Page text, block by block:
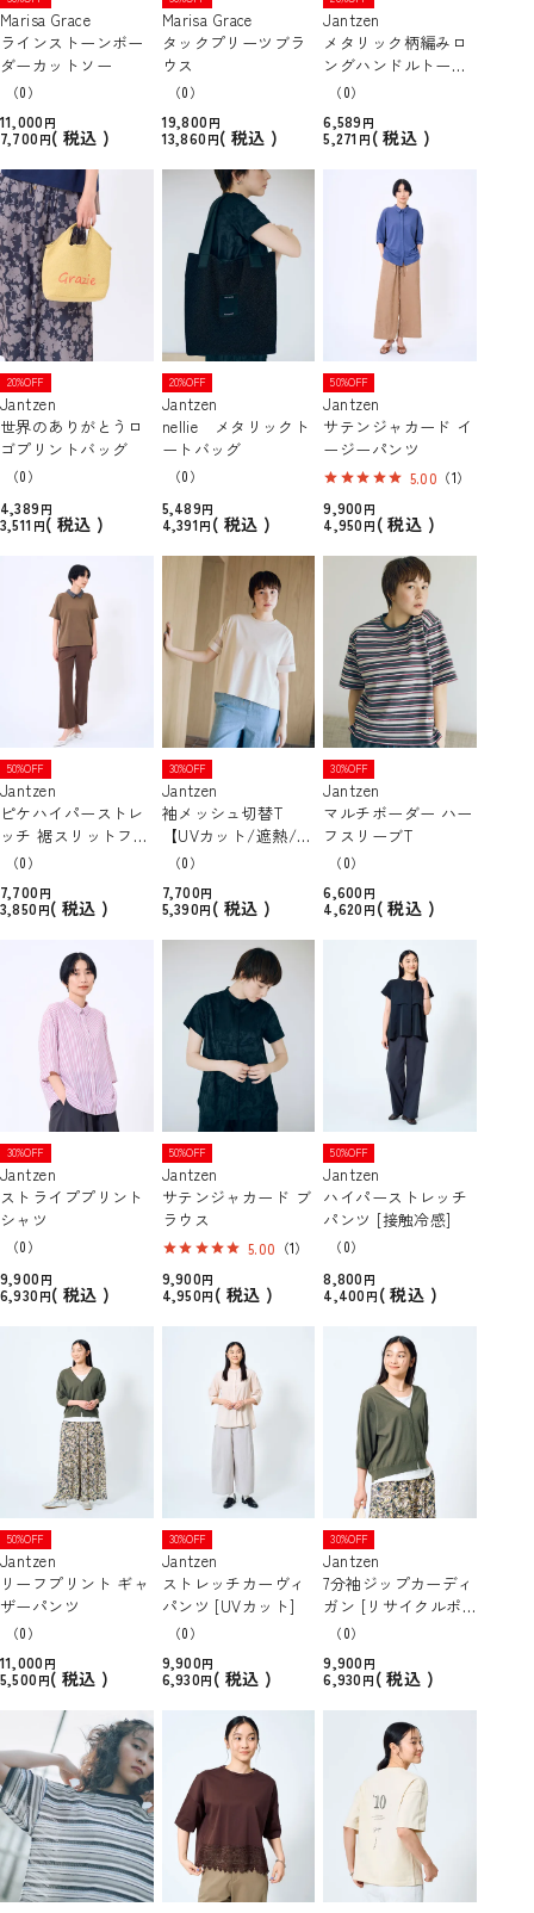
Marisa Grace
ラインストーンボー
ダーカットソー
（0）
11,000
7,700
税込
Marisa Grace
タックプリーツブラ
ウス
（0）
19,800
13,860
税込
Jantzen
メタリック柄編みロ
ングハンドルトート
バッグ
（0）
6,589
5,271
税込
20%OFF
Jantzen
世界のありがとうロ
ゴプリントバッグ
（0）
4,389
3,511
税込
20%OFF
Jantzen
nellie メタリックト
ートバッグ
（0）
5,489
4,391
税込
50%OFF
Jantzen
サテンジャカード イ
ージーパンツ
5.00 （1）
9,900
4,950
税込
50%OFF
Jantzen
ピケハイパーストレ
ッチ 裾スリットフレ
アパンツ 【接触冷
（0）
7,700
3,850
税込
30%OFF
Jantzen
袖メッシュ切替T
【UVカット/遮熱/吸
水速乾/接触冷感】
（0）
7,700
5,390
税込
30%OFF
Jantzen
マルチボーダー ハー
フスリーブT
（0）
6,600
4,620
税込
30%OFF
Jantzen
ストライププリント
シャツ
（0）
9,900
6,930
税込
50%OFF
Jantzen
サテンジャカード ブ
ラウス
5.00 （1）
9,900
4,950
税込
50%OFF
Jantzen
ハイパーストレッチ
パンツ [接触冷感]
（0）
8,800
4,400
税込
50%OFF
Jantzen
リーフプリント ギャ
ザーパンツ
（0）
11,000
5,500
税込
30%OFF
Jantzen
ストレッチカーヴィ
パンツ [UVカット]
（0）
9,900
6,930
税込
30%OFF
Jantzen
7分袖ジップカーディ
ガン [リサイクルポ
リエステル]
（0）
9,900
6,930
税込